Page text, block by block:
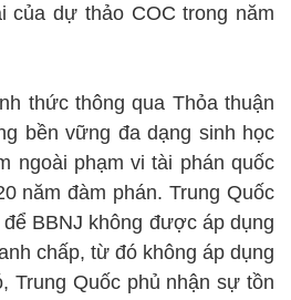
của dự thảo COC trong năm
thức thông qua Thỏa thuận
bền vững đa dạng sinh học
ngoài phạm vi tài phán quốc
năm đàm phán. Trung Quốc
BBNJ không được áp dụng
chấp, từ đó không áp dụng
Trung Quốc phủ nhận sự tồn